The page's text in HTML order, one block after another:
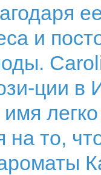
и
ции в
имя
то,